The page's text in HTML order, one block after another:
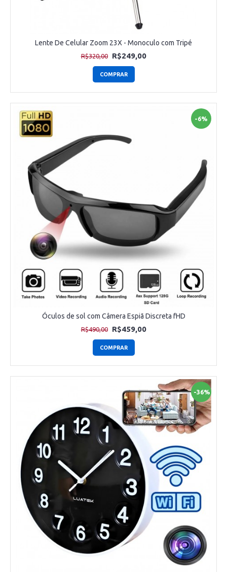
Lente De Celular Zoom 23X - Monoculo com Tripé
R$320,00 R$249,00
COMPRAR
-6%
Óculos de sol com Câmera Espiã Discreta fHD
R$490,00 R$459,00
COMPRAR
-36%